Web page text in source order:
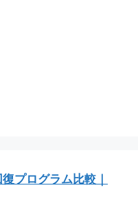
プログラム比較｜